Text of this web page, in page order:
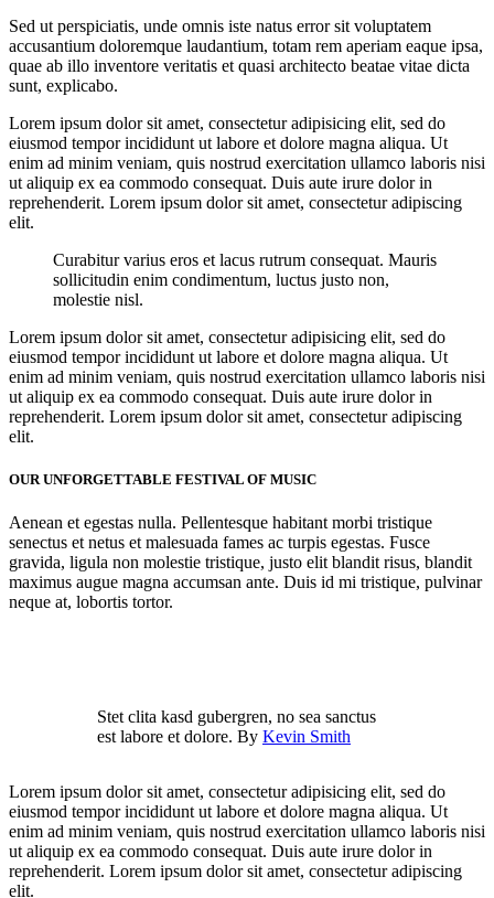
Sed ut perspiciatis, unde omnis iste natus error sit voluptatem
accusantium doloremque laudantium, totam rem aperiam eaque ipsa,
quae ab illo inventore veritatis et quasi architecto beatae vitae dicta
sunt, explicabo.
Lorem ipsum dolor sit amet, consectetur adipisicing elit, sed do
eiusmod tempor incididunt ut labore et dolore magna aliqua. Ut
enim ad minim veniam, quis nostrud exercitation ullamco laboris nisi
ut aliquip ex ea commodo consequat. Duis aute irure dolor in
reprehenderit. Lorem ipsum dolor sit amet, consectetur adipiscing
elit.
Curabitur varius eros et lacus rutrum consequat. Mauris
sollicitudin enim condimentum, luctus justo non,
molestie nisl.
Lorem ipsum dolor sit amet, consectetur adipisicing elit, sed do
eiusmod tempor incididunt ut labore et dolore magna aliqua. Ut
enim ad minim veniam, quis nostrud exercitation ullamco laboris nisi
ut aliquip ex ea commodo consequat. Duis aute irure dolor in
reprehenderit. Lorem ipsum dolor sit amet, consectetur adipiscing
elit.
OUR UNFORGETTABLE FESTIVAL OF MUSIC
Aenean et egestas nulla. Pellentesque habitant morbi tristique
senectus et netus et malesuada fames ac turpis egestas. Fusce
gravida, ligula non molestie tristique, justo elit blandit risus, blandit
maximus augue magna accumsan ante. Duis id mi tristique, pulvinar
neque at, lobortis tortor.
Stet clita kasd gubergren, no sea sanctus
est labore et dolore. By Kevin Smith
Lorem ipsum dolor sit amet, consectetur adipisicing elit, sed do
eiusmod tempor incididunt ut labore et dolore magna aliqua. Ut
enim ad minim veniam, quis nostrud exercitation ullamco laboris nisi
ut aliquip ex ea commodo consequat. Duis aute irure dolor in
reprehenderit. Lorem ipsum dolor sit amet, consectetur adipiscing
elit.